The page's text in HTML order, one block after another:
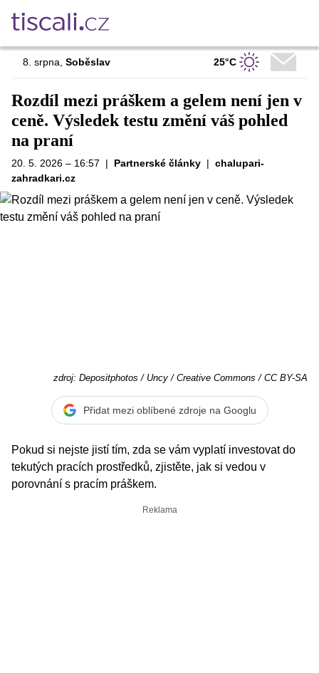
8. srpna Soběslav 25°C
Rozdíl mezi práškem a gelem není jen v
ceně. Výsledek testu změní váš pohled
na praní
20. 5. 2026 – 16:57 | Partnerské články | chalupari-
zahradkari.cz
zdroj: Depositphotos / Uncy / Creative Commons / CC BY-SA
Přidat mezi oblíbené zdroje na Googlu
Pokud si nejste jistí tím, zda se vám vyplatí investovat do
tekutých pracích prostředků, zjistěte, jak si vedou v
porovnání s pracím práškem.